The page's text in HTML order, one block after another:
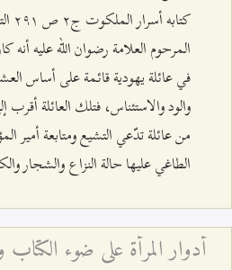
المرحوم العلامة رضوان الله عليه
في عائلة يهودية قائمة على أساس
والود والاستئناس، فتلك العائلة أقرب
من عائلة تدّعي التشيع ومتابعة أمير
الطاغي عليها حالة النزاع والشجار
أدوار المرأة على ضوء الكتاب